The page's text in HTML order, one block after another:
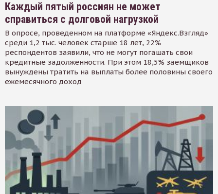
Каждый пятый россиян не может
справиться с долговой нагрузкой
В опросе, проведенном на платформе «Яндекс.Взгляд»
среди 1,2 тыс. человек старше 18 лет, 22%
респондентов заявили, что не могут погашать свои
кредитные задолженности. При этом 18,5% заемщиков
вынуждены тратить на выплаты более половины своего
ежемесячного доход